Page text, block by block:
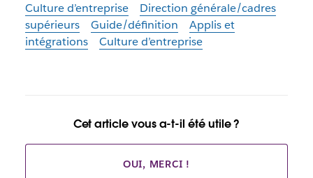
Culture d’entreprise
Direction générale/cadres
supérieurs
Guide/définition
Applis et
intégrations
Culture d’entreprise
Cet article vous a-t-il été utile ?
OUI, MERCI !